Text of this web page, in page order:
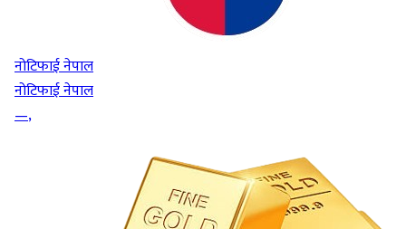
नोटिफाई नेपाल
नोटिफाई नेपाल
—,